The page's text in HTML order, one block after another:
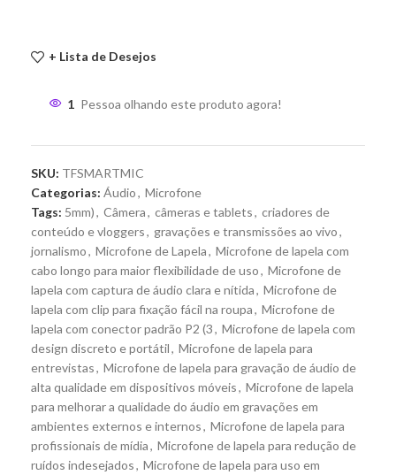
+ Lista de Desejos
1 Pessoa olhando este produto agora!
SKU: TFSMARTMIC
Categorias: Áudio, Microfone
Tags: 5mm), Câmera, câmeras e tablets, criadores de
conteúdo e vloggers, gravações e transmissões ao vivo,
jornalismo, Microfone de Lapela, Microfone de lapela com
cabo longo para maior flexibilidade de uso, Microfone de
lapela com captura de áudio clara e nítida, Microfone de
lapela com clip para fixação fácil na roupa, Microfone de
lapela com conector padrão P2 (3, Microfone de lapela com
design discreto e portátil, Microfone de lapela para
entrevistas, Microfone de lapela para gravação de áudio de
alta qualidade em dispositivos móveis, Microfone de lapela
para melhorar a qualidade do áudio em gravações em
ambientes externos e internos, Microfone de lapela para
profissionais de mídia, Microfone de lapela para redução de
ruídos indesejados, Microfone de lapela para uso em